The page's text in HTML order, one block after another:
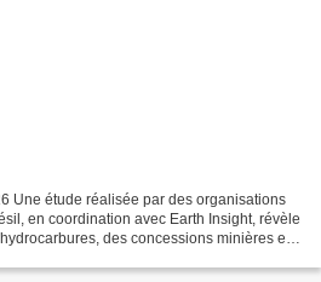
Une étude réalisée par des organisations
en coordination avec Earth Insight, révèle
des concessions minières et